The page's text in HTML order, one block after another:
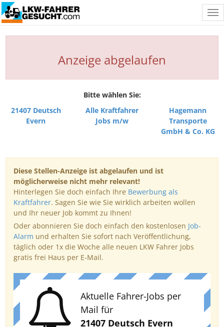
Anzeige abgelaufen
Bitte wählen Sie:
21407 Deutsch
Evern
Alle Kraftfahrer
Jobs m/w
Hagemann
Transporte
GmbH & Co. KG
Diese Stellen-Anzeige ist abgelaufen und ist
möglicherweise nicht mehr relevant!
Hinterlegen Sie doch einfach Ihre Bewerbung als
Kraftfahrer. Sagen Sie wie Sie wirklich arbeiten wollen
und Ihr neuer Job kommt zu Ihnen!
Oder abonnieren Sie doch einfach den kostenlosen Job-
Alarm und erhalten Sie sofort nach Veröffentlichung,
täglich oder 1x die Woche alle neuen LKW Fahrer Jobs
gratis frei Haus per E-Mail.
Aktuelle Fahrer-Jobs per
Mail für
21407 Deutsch Evern